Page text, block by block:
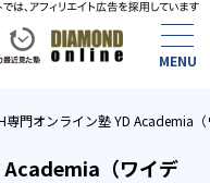
専門オンライン塾 YD Academia
Academia（ワイデ